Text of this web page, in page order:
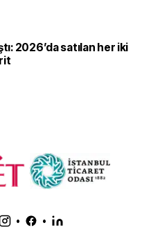
2026’da satılan her iki
• •